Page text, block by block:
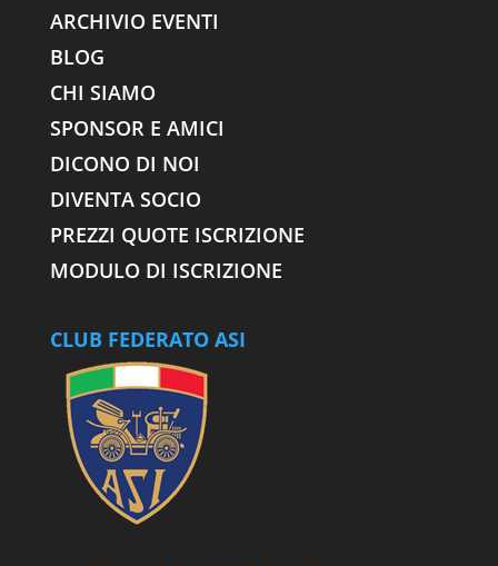
ARCHIVIO EVENTI
BLOG
CHI SIAMO
SPONSOR E AMICI
DICONO DI NOI
DIVENTA SOCIO
PREZZI QUOTE ISCRIZIONE
MODULO DI ISCRIZIONE
CLUB FEDERATO ASI